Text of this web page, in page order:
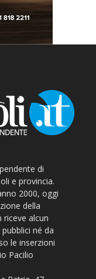
di
e provincia.
2000, oggi
della
riceve alcun
né da
le inserzioni
Pacilio